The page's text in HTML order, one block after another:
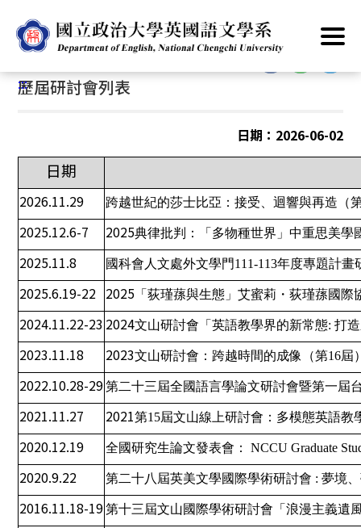
到
主
要
內
首頁 文山研討會 歷屆研討會列表
:::
歷屆研討會列表
日期：2026-06-02
日期
2026.11.29 跨越世紀的莎士比亞：接受、迴響與再造（
2025.12.6-7 2025典律批判：「多物種世界」中重思美學
2025.11.8 國科會人文處外文學門111-113年度專題計畫
2025.6.19-22 2025 「荻瑾蓀與生態」艾蜜莉・荻瑾蓀國
2024.11.22-23 2024文山研討會「英語教學界的新常態:打
2023.11.18 2023文山研討會：跨越時間的成像（第16屆
2022.10.28-29 第二十三屆全國語言學論文研討會暨第一屆
2021.11.27 2021第15屆文山線上研討會：多模態英語教
2020.12.19 全國研究生論文發表會： NCCU Graduate
2020.9.22 第二十八屆英美文學國際學術研討會 :夢境
2016.11.18-19 第十三屆文山國際學術研討會「浪漫主義遺